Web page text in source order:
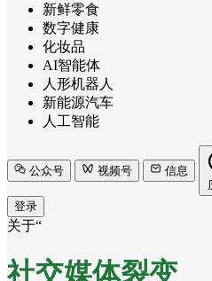
新鲜零食
数字健康
化妆品
AI智能体
人形机器人
新能源汽车
人工智能
公众号 视频号
信息
登录
关于“
社交媒体裂变